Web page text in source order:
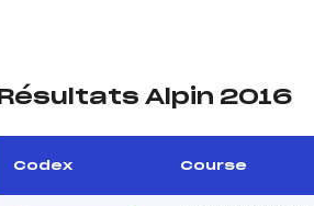
Résultats Alpin 2016
Codex Course